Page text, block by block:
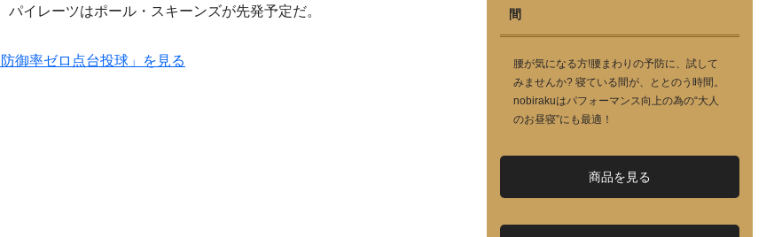
イレーツはポール・スキーンズが先発予定だ。
御率ゼロ点台投球」を見る
間
腰が気になる方!腰まわりの予防に、試して
みませんか? 寝ている間が、ととのう時間。
nobirakuはパフォーマンス向上の為の“大人
のお昼寝”にも最適！
商品を見る